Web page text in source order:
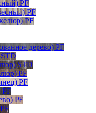
PF
PF
PF
дерево) PF
STD
PF
PF
PF
PF